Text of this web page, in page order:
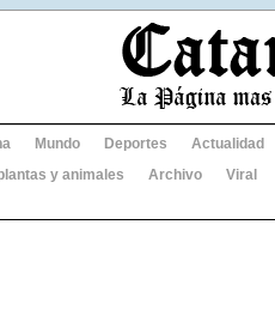
Mundo Deportes Actualidad
y animales Archivo Viral